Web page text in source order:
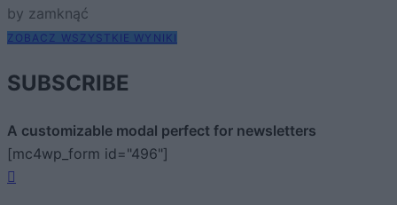
by zamknąć
ZOBACZ WSZYSTKIE WYNIKI
SUBSCRIBE
A customizable modal perfect for newsletters
[mc4wp_form id="496"]